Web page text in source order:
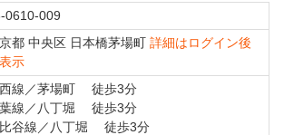
0610-009
都 中央区 日本橋茅場町 詳細はログイン後
示
線 ／茅場町 徒歩3分
線 ／ 八丁堀 徒歩3分
谷線 ／ 八丁堀 徒歩3分